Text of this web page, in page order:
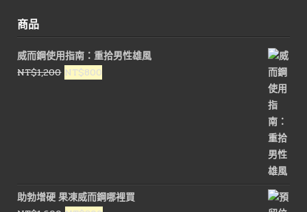
商品
威而鋼使用指南：重拾男性雄風
NT$1,200 原
NT$800
助勃增硬 果凍威而鋼哪裡買